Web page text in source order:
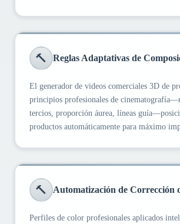
🔨 Reglas Adaptativas de
El generador de videos comerciales 3D de
principios profesionales de
tercios, proporción áurea, líneas
productos automáticamente para máximo
🔨 Automatización de Corrección
Perfiles de color profesionales aplicados